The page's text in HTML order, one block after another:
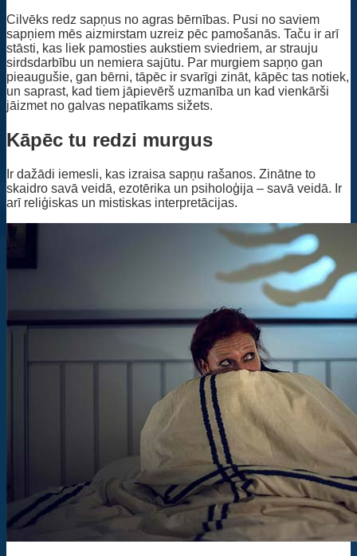
Cilvēks redz sapņus no agras bērnības. Pusi no saviem
sapņiem mēs aizmirstam uzreiz pēc pamošanās. Taču ir arī
stāsti, kas liek pamosties aukstiem sviedriem, ar strauju
sirdsdarbību un nemiera sajūtu. Par murgiem sapņo gan
pieaugušie, gan bērni, tāpēc ir svarīgi zināt, kāpēc tas notiek,
un saprast, kad tiem jāpievērš uzmanība un kad vienkārši
jāizmet no galvas nepatīkams sižets.
Kāpēc tu redzi murgus
Ir dažādi iemesli, kas izraisa sapņu rašanos. Zinātne to
skaidro savā veidā, ezotērika un psiholoģija – savā veidā. Ir
arī reliģiskas un mistiskas interpretācijas.